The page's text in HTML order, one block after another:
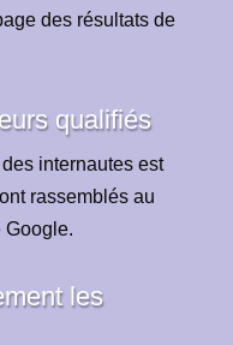
des résultats de
qualifiés
internautes est
rassemblés au
Google.
les